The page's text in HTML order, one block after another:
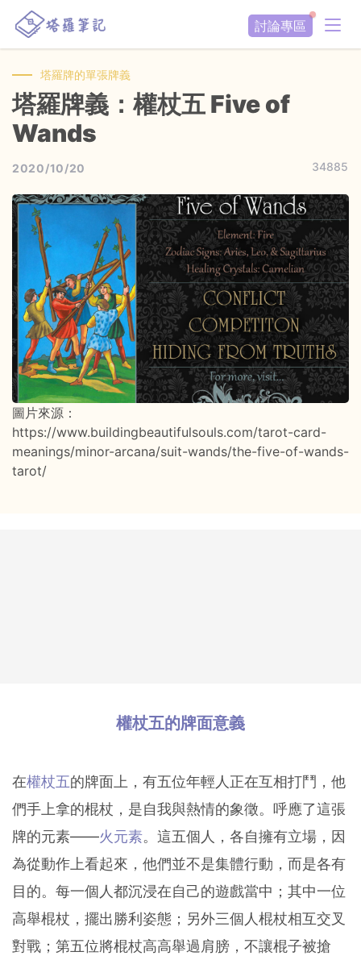
討論專區
塔羅牌的單張牌義
塔羅牌義：權杖五 Five of
Wands
2020/10/20 34885
圖片來源：
https://www.buildingbeautifulsouls.com/tarot-card-
meanings/minor-arcana/suit-wands/the-five-of-wands-
tarot/
權杖五的牌面意義
在權杖五的牌面上，有五位年輕人正在互相打鬥，他
們手上拿的棍杖，是自我與熱情的象徵。呼應了這張
牌的元素——火元素。這五個人，各自擁有立場，因
為從動作上看起來，他們並不是集體行動，而是各有
目的。每一個人都沉浸在自己的遊戲當中；其中一位
高舉棍杖，擺出勝利姿態；另外三個人棍杖相互交叉
對戰；第五位將棍杖高高舉過肩膀，不讓棍子被搶